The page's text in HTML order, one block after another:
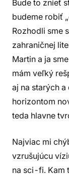
Bude to znieť
budeme robiť
Rozhodli sme
zahraničnej
Martin a ja
mám veľký
aj na starých
horizontom
teda hlavne
Najviac mi
vzrušujúcu
na sci-fi. Kam